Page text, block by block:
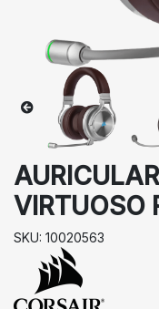
VIRTUOSO
SKU: 10020563